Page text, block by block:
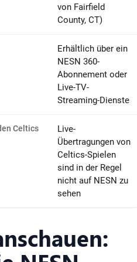
von Fairfield
County, CT)
Erhältlich über ein
NESN 360-
Abonnement oder
Live-TV-
Streaming-Dienste
Celtics
Live-
Übertragungen von
Celtics-Spielen
sind in der Regel
nicht auf NESN zu
sehen